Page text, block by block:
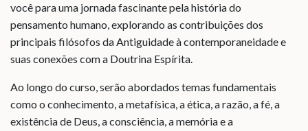
você para uma jornada fascinante pela história do
pensamento humano, explorando as contribuições dos
principais filósofos da Antiguidade à contemporaneidade e
suas conexões com a Doutrina Espírita.
Ao longo do curso, serão abordados temas fundamentais
como o conhecimento, a metafísica, a ética, a razão, a fé, a
existência de Deus, a consciência, a memória e a